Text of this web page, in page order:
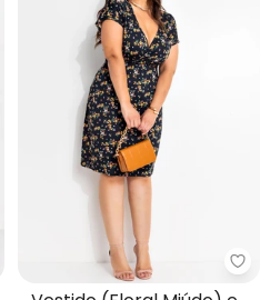
- Vestido Midi